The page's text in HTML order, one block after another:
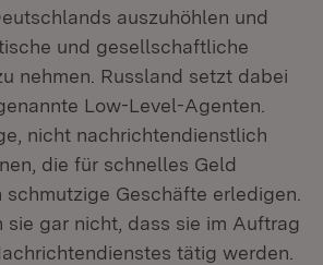
auszuhöhlen und
und gesellschaftliche
nehmen. Russland setzt dabei
Low-Level-Agenten.
nicht nachrichtendienstlich
die für schnelles Geld
Geschäfte erledigen.
sie gar nicht, dass sie im Auftrag
tätig werden.